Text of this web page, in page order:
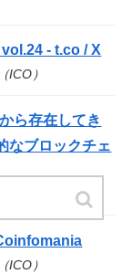
- t.co / X
ICO）
ら存在してき
なブロックチェ
ICO）